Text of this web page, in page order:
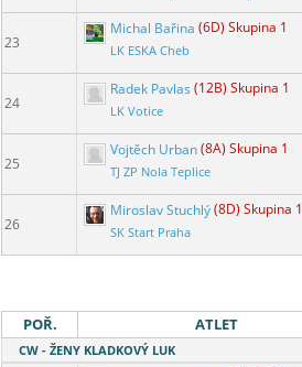
23
Michal Bařina (6D) Skupina 1
LK ESKA Cheb
24
Radek Pavlas (12B) Skupina 1
LK Votice
25
Vojtěch Urban(8A) Skupina 1
TJ ZP Nola Teplice
26
Miroslav Stuchlý(8D) Skupina 1
SK Start Praha
POŘ. ATLET
CW - ŽENY KLADKOVÝ LUK